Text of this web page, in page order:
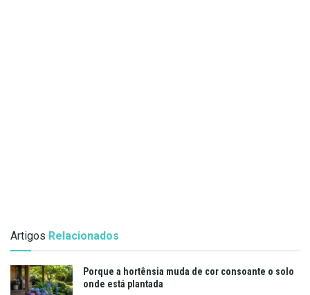
Artigos Relacionados
Porque a hortênsia muda de cor consoante o solo
onde está plantada